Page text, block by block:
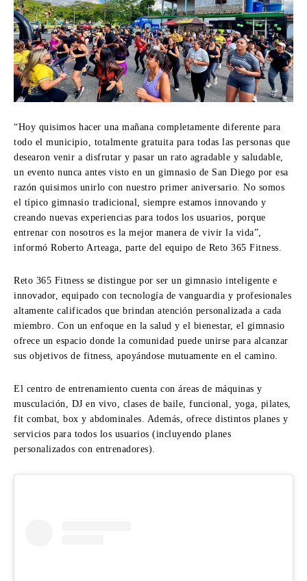
“Hoy quisimos hacer una mañana completamente diferente para
todo el municipio, totalmente gratuita para todas las personas que
desearon venir a disfrutar y pasar un rato agradable y saludable,
un evento nunca antes visto en un gimnasio de San Diego por esa
razón quisimos unirlo con nuestro primer aniversario. No somos
el típico gimnasio tradicional, siempre estamos innovando y
creando nuevas experiencias para todos los usuarios, porque
entrenar con nosotros es la mejor manera de vivir la vida”,
informó Roberto Arteaga, parte del equipo de Reto 365 Fitness.
Reto 365 Fitness se distingue por ser un gimnasio inteligente e
innovador, equipado con tecnología de vanguardia y profesionales
altamente calificados que brindan atención personalizada a cada
miembro. Con un enfoque en la salud y el bienestar, el gimnasio
ofrece un espacio donde la comunidad puede unirse para alcanzar
sus objetivos de fitness, apoyándose mutuamente en el camino.
El centro de entrenamiento cuenta con áreas de máquinas y
musculación, DJ en vivo, clases de baile, funcional, yoga, pilates,
fit combat, box y abdominales. Además, ofrece distintos planes y
servicios para todos los usuarios (incluyendo planes
personalizados con entrenadores).